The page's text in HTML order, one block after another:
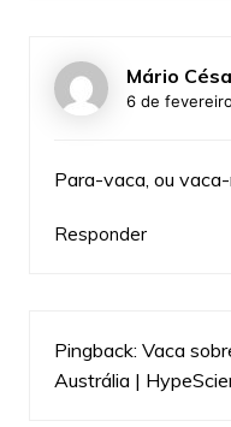
Mário
6 de
Para-vaca, ou
Responder
Pingback: Vaca
Austrália |